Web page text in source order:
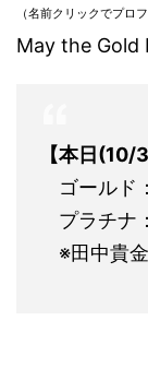
（名前クリックでプロ
May the Gold
【本日(10/
ゴールド
プラチナ
※田中貴